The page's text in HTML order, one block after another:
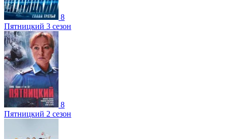
8
Пятницкий 3 сезон
8
Пятницкий 2 сезон